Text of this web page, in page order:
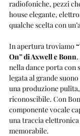
radiofoniche, pezzi
house elegante,
qualche scelta con
In apertura troviamo
On” di Axwell e Bonn
nella dance porta con
legata al grande
una produzione
riconoscibile. Con
componente vocale
una traccia
memorabile.